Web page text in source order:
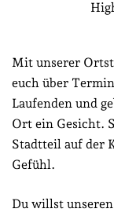
Mit unserer
euch über
Laufenden und
Ort ein Gesicht.
Stadtteil auf der
Gefühl.
Du willst